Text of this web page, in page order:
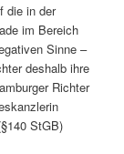
die in der
im Bereich
Sinne –
deshalb ihre
Richter
StGB)